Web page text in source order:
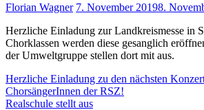
Florian Wagner 7. November 20198.
Herzliche Einladung zur Landkreismesse in
Chorklassen werden diese gesanglich
der Umweltgruppe stellen dort mit aus.
Beitragsnavigation
Herzliche Einladung zu den nächsten
ChorsängerInnen der RSZ!
Realschule stellt aus